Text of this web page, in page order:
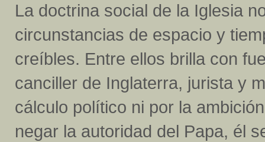
La doctrina social de la Iglesia
circunstancias de espacio y
creíbles. Entre ellos brilla con
canciller de Inglaterra, jurista y
cálculo político ni por la
negar la autoridad del Papa, él